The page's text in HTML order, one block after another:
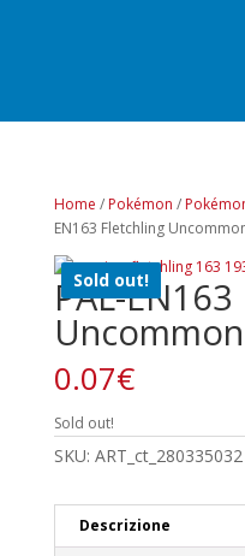
Home / Pokémon /
EN163 Fletchling
Sold out!
PAL-
Uncommon
0.07€
Sold out!
SKU: ART_ct_280335032
Descrizione